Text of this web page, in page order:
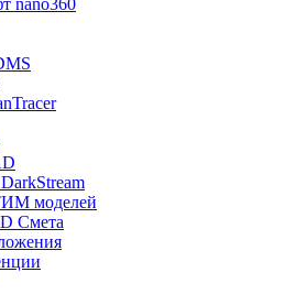
nano360
моделей
Смета